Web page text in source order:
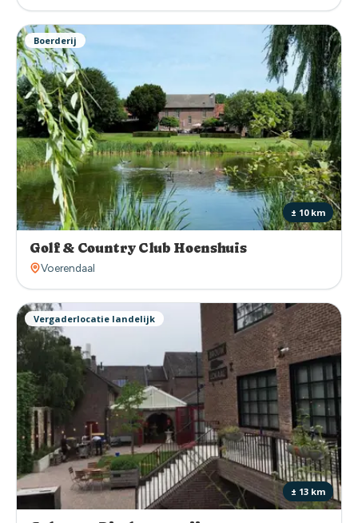
Boerderij
± 10 km
Golf & Country Club Hoenshuis
Voerendaal
Vergaderlocatie landelijk
± 13 km